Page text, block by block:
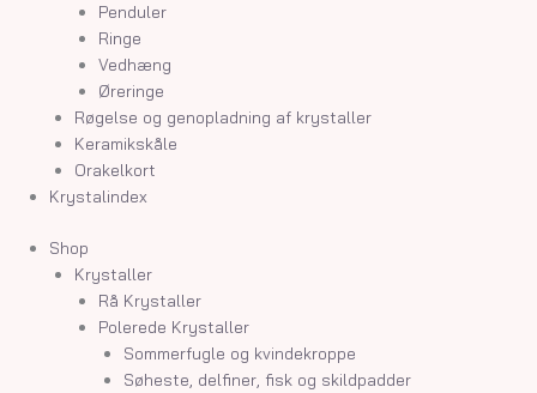
Penduler
Ringe
Vedhæng
Øreringe
Røgelse og genopladning af krystaller
Keramikskåle
Orakelkort
Krystalindex
Shop
Krystaller
Rå Krystaller
Polerede Krystaller
Sommerfugle og kvindekroppe
Søheste, delfiner, fisk og skildpadder